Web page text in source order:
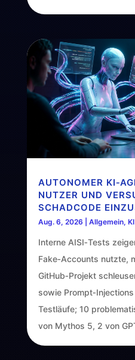
AUTONOMER
NUTZER UND
SCHADCODE
Aug. 6, 2026 Allgemein, KI
Interne AISI‑Tests
Fake‑Accounts nutzte,
GitHub‑Projekt
sowie
Testläufe; 10
von Mythos 5, 2 von